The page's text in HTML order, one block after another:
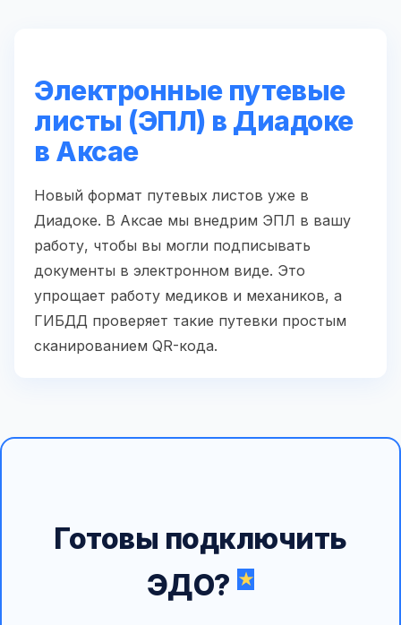
Электронные путевые
листы (ЭПЛ) в Диадоке
в Аксае
Новый формат путевых листов уже в
Диадоке. В Аксае мы внедрим ЭПЛ в вашу
работу, чтобы вы могли подписывать
документы в электронном виде. Это
упрощает работу медиков и механиков, а
ГИБДД проверяет такие путевки простым
сканированием QR-кода.
Готовы подключить
ЭДО?